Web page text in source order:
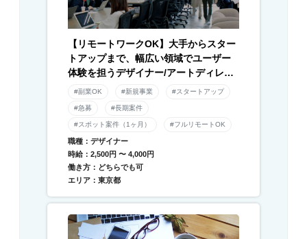
【リモートワークOK】大手からスター
トアップまで、幅広い領域でユーザー
体験を担うデザイナー/アートディレク
ター募集！
#副業OK #新規事業 #スタートアップ
#急募 #長期案件
#スポット案件（1ヶ月） #フルリモートOK
職種：デザイナー
時給：2,500円 〜 4,000円
働き方：どちらでも可
エリア：東京都